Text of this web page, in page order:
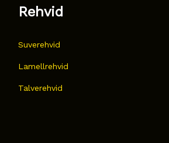
Rehvid
Suverehvid
Lamellrehvid
Talverehvid